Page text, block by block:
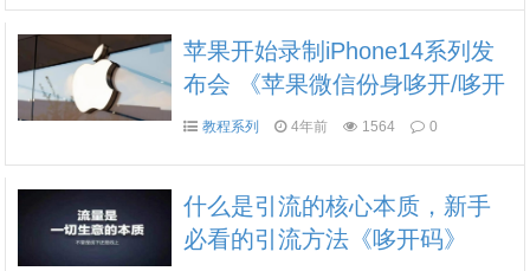
苹果开始录制iPhone14系列发
布会 《苹果微信份身哆开/哆开
码》
教程系列 4年前 1564 0
什么是引流的核心本质，新手
必看的引流方法《哆开码》